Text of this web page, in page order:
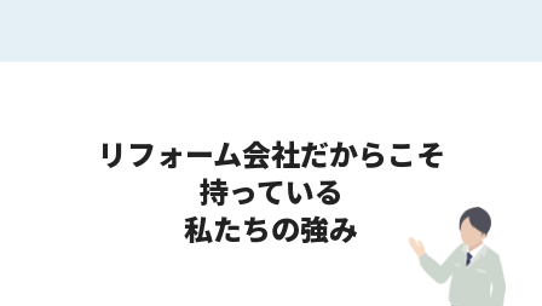
リフォーム会社だからこそ
持っている
私たちの強み